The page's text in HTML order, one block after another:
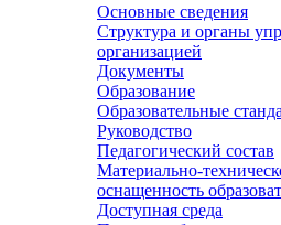
Основные сведения
Структура и органы
организацией
Документы
Образование
Образовательные
Руководство
Педагогический состав
Материально-
оснащенность
Доступная среда